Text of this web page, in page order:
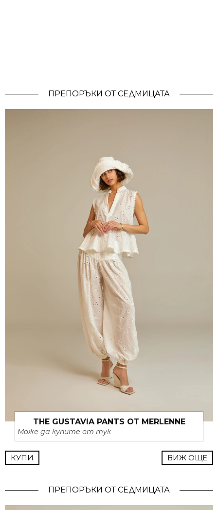
ПРЕПОРЪКИ ОТ СЕДМИЦАТА
THE GUSTAVIA PANTS ОТ MERLENNE
Може да купите от тук
КУПИ ВИЖ ОЩЕ
ПРЕПОРЪКИ ОТ СЕДМИЦАТА